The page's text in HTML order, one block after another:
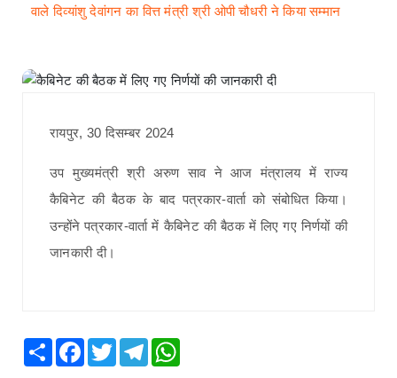
वाले दिव्यांशु देवांगन का वित्त मंत्री श्री ओपी चौधरी ने किया सम्मान
रायपुर, 30 दिसम्बर 2024
उप मुख्यमंत्री श्री अरुण साव ने आज मंत्रालय में राज्य
कैबिनेट की बैठक के बाद पत्रकार-वार्ता को संबोधित किया।
उन्होंने पत्रकार-वार्ता में कैबिनेट की बैठक में लिए गए निर्णयों की
जानकारी दी।
Share Facebook
TwitterTelegram